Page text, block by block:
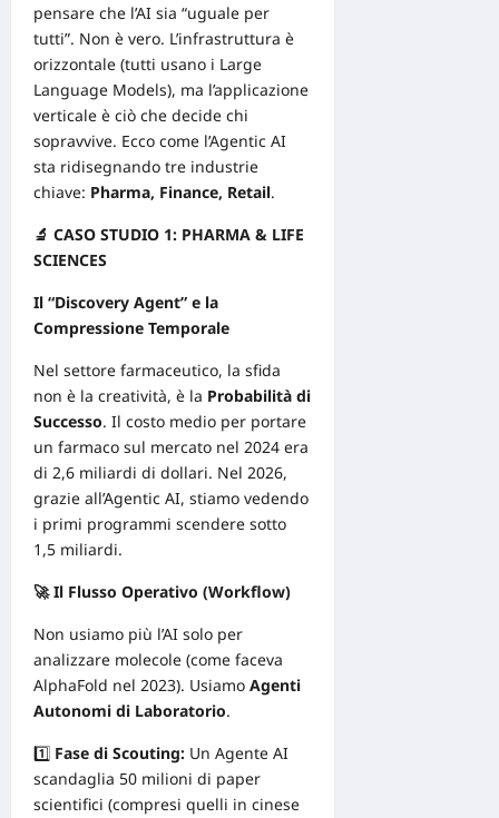
pensare che l’AI sia “uguale per
tutti”. Non è vero. L’infrastruttura è
orizzontale (tutti usano i Large
Language Models), ma l’applicazione
verticale è ciò che decide chi
sopravvive. Ecco come l’Agentic AI
sta ridisegnando tre industrie
chiave: Pharma, Finance, Retail.
🔬 CASO STUDIO 1: PHARMA & LIFE
SCIENCES
Il “Discovery Agent” e la
Compressione Temporale
Nel settore farmaceutico, la sfida
non è la creatività, è la Probabilità di
Successo. Il costo medio per portare
un farmaco sul mercato nel 2024 era
di 2,6 miliardi di dollari. Nel 2026,
grazie all’Agentic AI, stiamo vedendo
i primi programmi scendere sotto
1,5 miliardi.
🚀 Il Flusso Operativo (Workflow)
Non usiamo più l’AI solo per
analizzare molecole (come faceva
AlphaFold nel 2023). Usiamo Agenti
Autonomi di Laboratorio.
1️⃣ Fase di Scouting: Un Agente AI
scandaglia 50 milioni di paper
scientifici (compresi quelli in cinese